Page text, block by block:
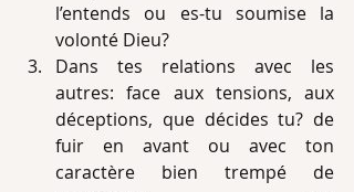
l’entends ou es-tu soumise la
volonté Dieu?
Dans tes relations avec les
autres: face aux tensions, aux
déceptions, que décides tu? de
fuir en avant ou avec ton
caractère bien trempé de